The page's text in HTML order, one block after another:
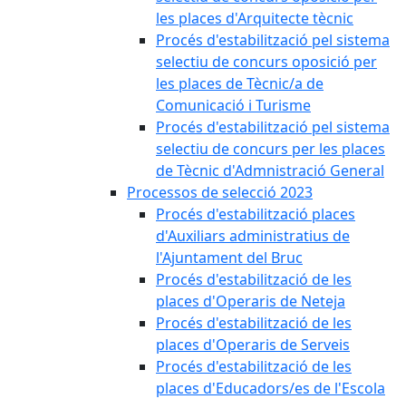
les places d'Arquitecte tècnic
Procés d'estabilització pel sistema
selectiu de concurs oposició per
les places de Tècnic/a de
Comunicació i Turisme
Procés d'estabilització pel sistema
selectiu de concurs per les places
de Tècnic d'Admnistració General
Processos de selecció 2023
Procés d'estabilització places
d'Auxiliars administratius de
l'Ajuntament del Bruc
Procés d'estabilització de les
places d'Operaris de Neteja
Procés d'estabilització de les
places d'Operaris de Serveis
Procés d'estabilització de les
places d'Educadors/es de l'Escola